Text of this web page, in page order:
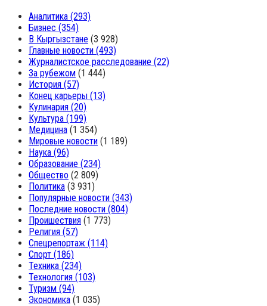
Аналитика (293)
Бизнес (354)
В Кыргызстане (3 928)
Главные новости (493)
Журналистское расследование (22)
За рубежом (1 444)
История (57)
Конец карьеры (13)
Кулинария (20)
Культура (199)
Медицина (1 354)
Мировые новости (1 189)
Наука (96)
Образование (234)
Общество (2 809)
Политика (3 931)
Популярные новости (343)
Последние новости (804)
Проишествия (1 773)
Религия (57)
Спецрепортаж (114)
Спорт (186)
Техника (234)
Технология (103)
Туризм (94)
Экономика (1 035)